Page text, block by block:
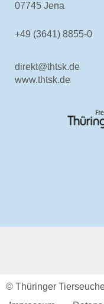
07745 Jena
+49 (3641) 8855-0
direkt@thtsk.de
www.thtsk.de
© Thüringer